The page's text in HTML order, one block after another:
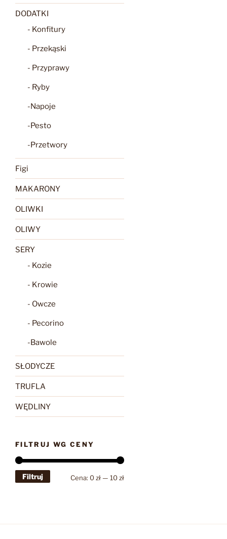
DODATKI
- Konfitury
- Przekąski
- Przyprawy
- Ryby
-Napoje
-Pesto
-Przetwory
Figi
MAKARONY
OLIWKI
OLIWY
SERY
- Kozie
- Krowie
- Owcze
- Pecorino
-Bawole
SŁODYCZE
TRUFLA
WĘDLINY
FILTRUJ WG CENY
Cena
Cena
Filtruj Cena: 0 zł— 10 zł